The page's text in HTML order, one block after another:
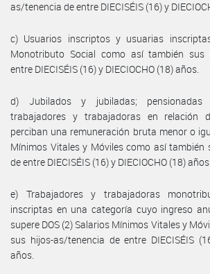
as/tenencia de entre DIECISÉIS (16) y
c) Usuarios inscriptos y usuarias
Monotributo Social como así también sus
entre DIECISÉIS (16) y DIECIOCHO (18) años.
d) Jubilados y jubiladas;
trabajadores y trabajadoras en relación
perciban una remuneración bruta menor o
Mínimos Vitales y Móviles como así también
de entre DIECISÉIS (16) y DIECIOCHO (18) años.
e) Trabajadores y trabajadoras
inscriptas en una categoría cuyo ingreso
supere DOS (2) Salarios Mínimos Vitales y
sus hijos-as/tenencia de entre DIECISÉIS
años.